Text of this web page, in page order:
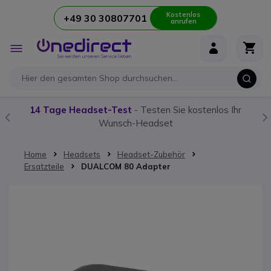
Zum Inhalt springen+49 30 30807701 Kostenlos
anrufen
Navigation
umschalten
14 Tage Headset-Test - Testen Sie kostenlos Ihr
Wunsch-Headset
Home Headsets
Headset-Zubehör
Ersatzteile
DUALCOM 80 Adapter